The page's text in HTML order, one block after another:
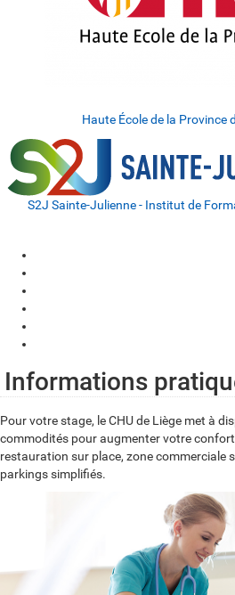
Haute École de la Province
S2J Sainte-Julienne - Institut de
Informations
Pour votre stage, le CHU de Liège met à
commodités pour augmenter votre
restauration sur place, zone commerciale
parkings simplifiés.